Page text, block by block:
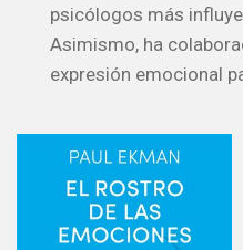
psicólogos más
Asimismo, ha
expresión emocional